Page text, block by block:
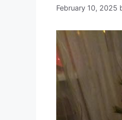
February 10, 2025